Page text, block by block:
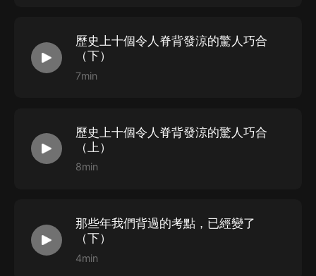
4.中國歷史的未來趨勢
歷史上十個令人脊背發涼的驚人巧合
（下）
7min
歷史上十個令人脊背發涼的驚人巧合
（上）
8min
那些年我們背過的考點，已經變了
（下）
4min